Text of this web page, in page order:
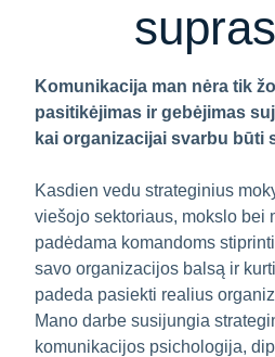
Komunikacija man nėra tik
pasitikėjimas ir gebėjimas
kai organizacijai svarbu būti
Kasdien vedu strateginius
viešojo sektoriaus, mokslo bei
padėdama komandoms
savo organizacijos balsą ir
padeda pasiekti realius
Mano darbe susijungia
komunikacijos psichologija,